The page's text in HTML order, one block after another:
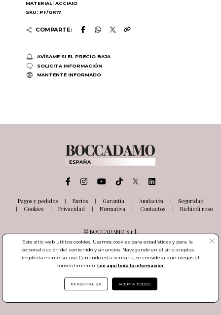
MATERIAL: ACCIAIO
SKU: PF/GR17
COMPARTE:
AVÍSAME SI EL PRECIO BAJA
SOLICITA INFORMACIÓN
MANTENTE INFORMADO
Pagos y pedidos Envíos Garantía Anulación
Seguridad
Cookies
Privacidad Normativa Contactos Richiedi reso
© BOCCADAMO S.r.l.
Via delle Industrie, 26
03100 Frosinone (FR) Italia
Número de IVA IT01985000601
Este sitio web utiliza cookies. Usamos cookies para estadísticas y para la
personalización del contenido y anuncios. Navegando en el sitio aceptas
implícitamente su uso. Cerrando esta ventana, se considera que niegas el
consentimiento. Lee aquí toda la información.
PERSONALIZA ACEPTA TODOS